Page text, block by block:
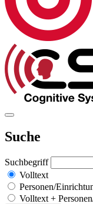
Suche
Suchbegriff
Volltext
Personen/
Volltext +